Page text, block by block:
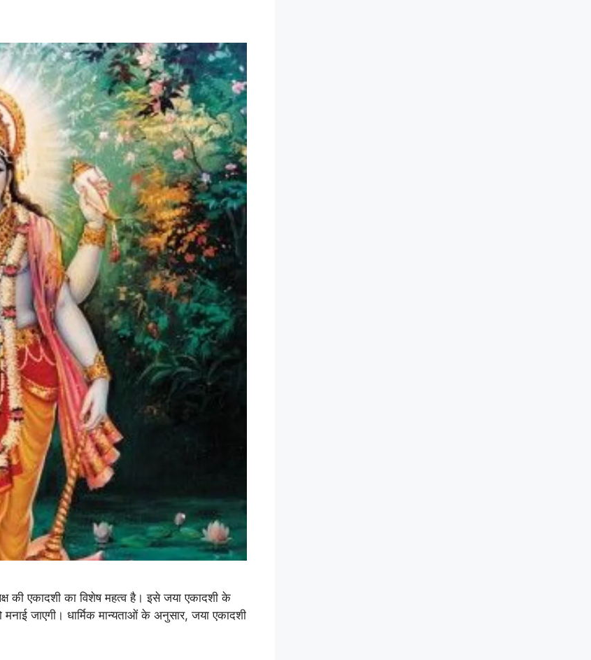
की एकादशी का विशेष महत्व है। इसे जया एकादशी के
जाएगी। धार्मिक मान्यताओं के अनुसार, जया एकादशी